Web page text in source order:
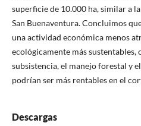
superficie de 10.000 ha, similar a
San Buenaventura. Concluimos
una actividad económica menos
ecológicamente más sustentables,
subsistencia, el manejo forestal y
podrían ser más rentables en el
Descargas